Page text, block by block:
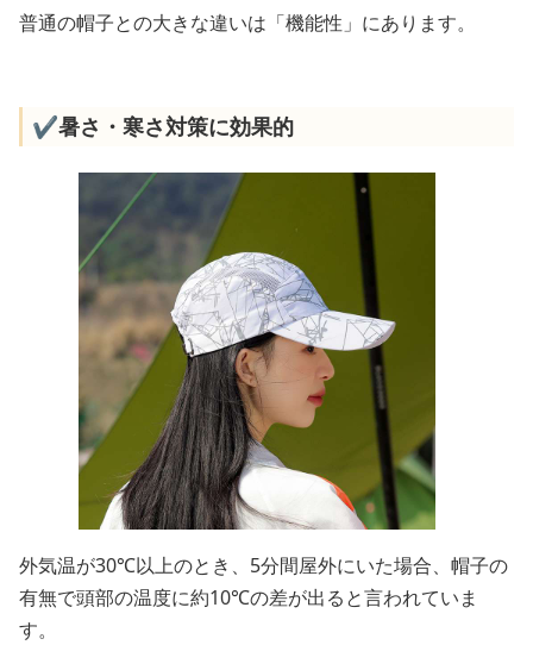
普通の帽子との大きな違いは「機能性」にあります。
✔️暑さ・寒さ対策に効果的
外気温が30℃以上のとき、5分間屋外にいた場合、帽子の
有無で頭部の温度に約10℃の差が出ると言われていま
す。